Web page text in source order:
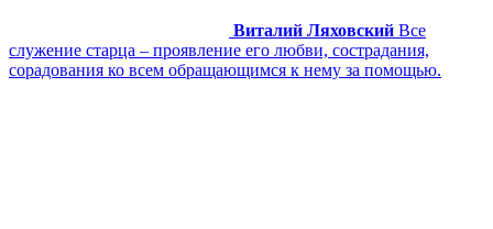
Виталий Ляховский Все
служение старца – проявление его любви, сострадания,
сорадования ко всем обращающимся к нему за помощью.